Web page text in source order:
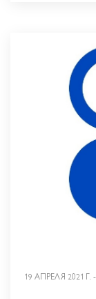
19 АПРЕЛЯ 2021 Г.